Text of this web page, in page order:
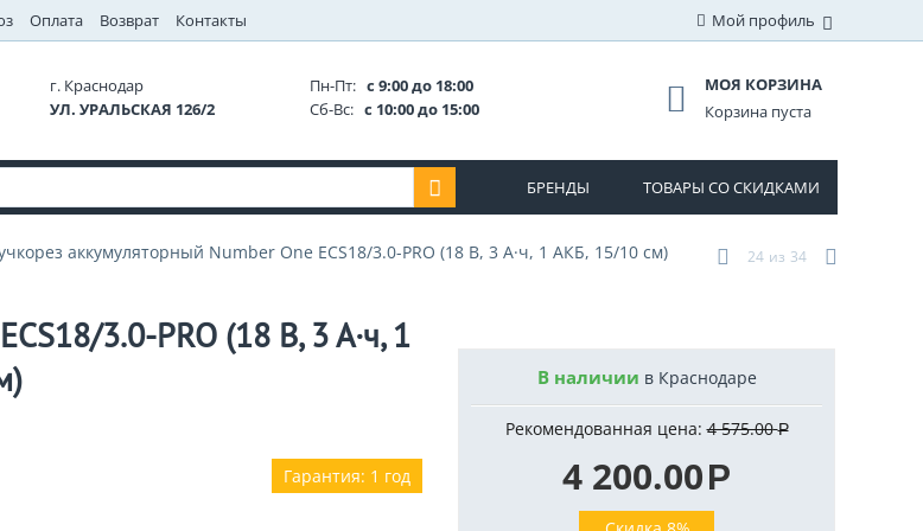
Оплата Возврат Контакты Мой профиль
г. Краснодар
УЛ. УРАЛЬСКАЯ 126/2
Пн-Пт: с 9:00 до 18:00
Сб-Вс: с 10:00 до 15:00
МОЯ КОРЗИНА
Корзина пуста
БРЕНДЫ ТОВАРЫ СО СКИДКАМИ
аккумуляторный Number One ECS18/3.0-PRO (18 В, 3 А·ч, 1 АКБ, 15/10 см) 24 из 34
3.0-PRO (18 В, 3 А·ч, 1
Гарантия: 1 год
В наличии в Краснодаре
Рекомендованная цена: 4 575.00 Р
4 200.00Р